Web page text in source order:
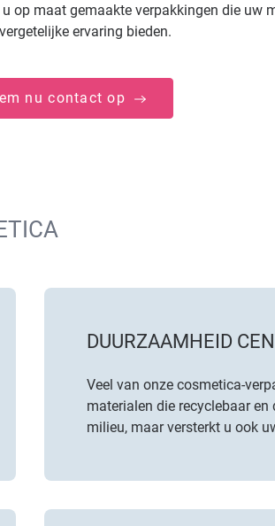
u op maat gemaakte verpakkingen die uw
ervaring bieden.
nu contact op
DUURZAAMHEID
Veel van onze cosmetica-
materialen die recyclebaar
milieu, maar versterkt u ook